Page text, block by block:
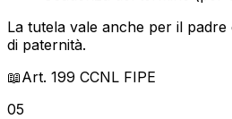
La tutela vale anche per il
di paternità.
📖Art. 199 CCNL FIPE
05